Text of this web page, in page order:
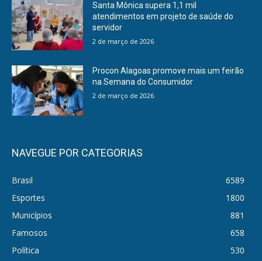
Santa Mônica supera 1,1 mil
atendimentos em projeto de saúde do
servidor
2 de março de 2026
Procon Alagoas promove mais um feirão
na Semana do Consumidor
2 de março de 2026
NAVEGUE POR CATEGORIAS
Brasil
6589
Esportes
1800
Municípios
881
Famosos
658
Política
530